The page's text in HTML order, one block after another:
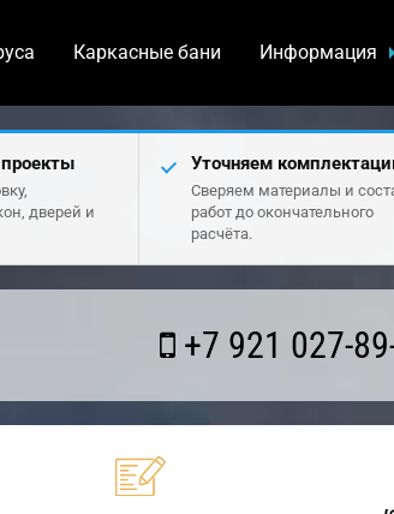
Каркасные бани Информация
дверей и
Уточняем
Сверяем материалы и
работ до окончательного
расчёта.
+7 921 027-